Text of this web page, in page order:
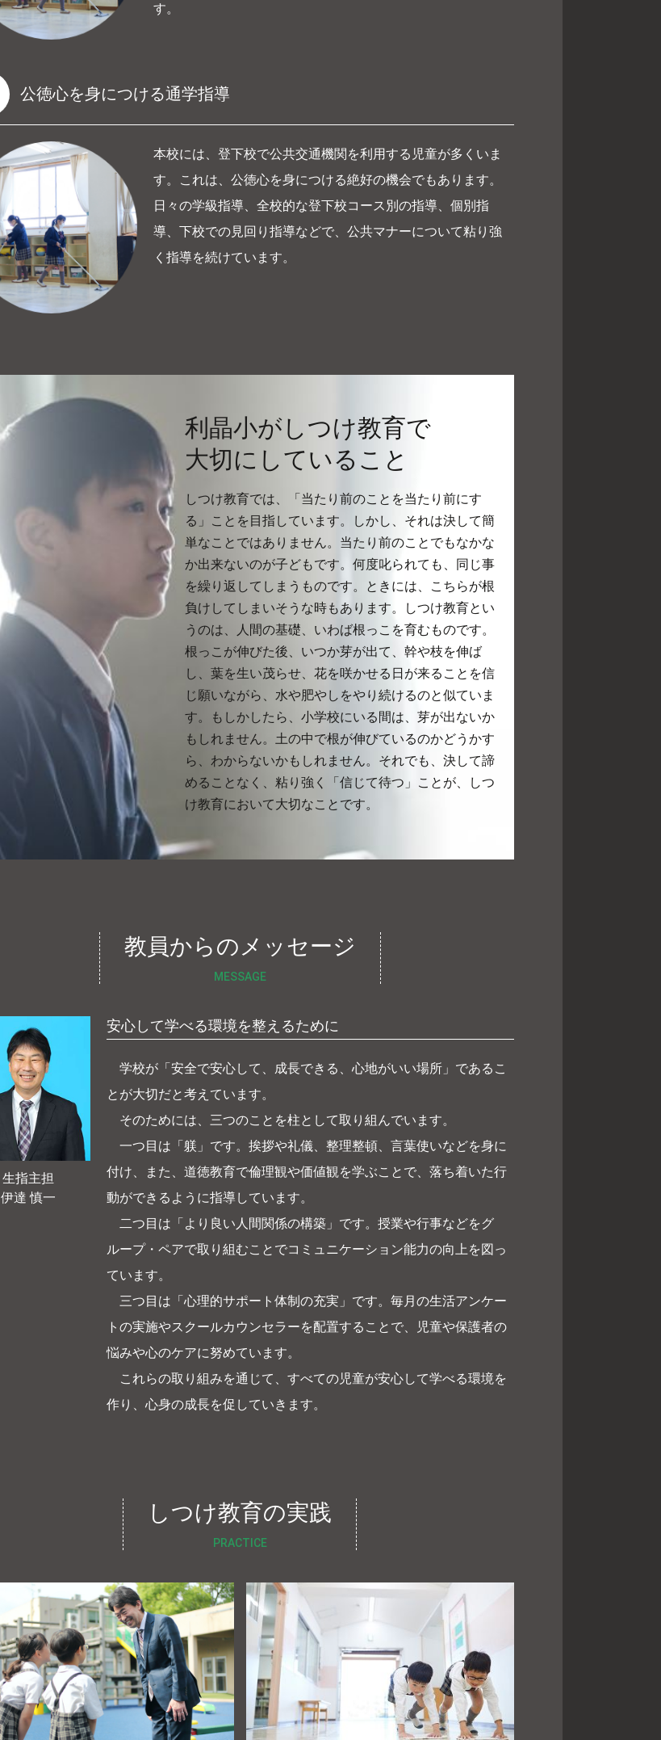
す。
公徳心を身につける通学指導
本校には、登下校で公共交通機関を利用する児童が多くいま
す。これは、公徳心を身につける絶好の機会でもあります。
日々の学級指導、全校的な登下校コース別の指導、個別指
導、下校での見回り指導などで、公共マナーについて粘り強
く指導を続けています。
利晶小がしつけ教育で
大切にしていること
しつけ教育では、「当たり前のことを当たり前にす
る」ことを目指しています。しかし、それは決して簡
単なことではありません。当たり前のことでもなかな
か出来ないのが子どもです。何度叱られても、同じ事
を繰り返してしまうものです。ときには、こちらが根
負けしてしまいそうな時もあります。しつけ教育とい
うのは、人間の基礎、いわば根っこを育むものです。
根っこが伸びた後、いつか芽が出て、幹や枝を伸ば
し、葉を生い茂らせ、花を咲かせる日が来ることを信
じ願いながら、水や肥やしをやり続けるのと似ていま
す。もしかしたら、小学校にいる間は、芽が出ないか
もしれません。土の中で根が伸びているのかどうかす
ら、わからないかもしれません。それでも、決して諦
めることなく、粘り強く「信じて待つ」ことが、しつ
け教育において大切なことです。
教員からのメッセージ
MESSAGE
生指主担
伊達 慎一
安心して学べる環境を整えるために
学校が「安全で安心して、成長できる、心地がいい場所」であるこ
とが大切だと考えています。
そのためには、三つのことを柱として取り組んでいます。
一つ目は「躾」です。挨拶や礼儀、整理整頓、言葉使いなどを身に
付け、また、道徳教育で倫理観や価値観を学ぶことで、落ち着いた行
動ができるように指導しています。
二つ目は「より良い人間関係の構築」です。授業や行事などをグ
ループ・ペアで取り組むことでコミュニケーション能力の向上を図っ
ています。
三つ目は「心理的サポート体制の充実」です。毎月の生活アンケー
トの実施やスクールカウンセラーを配置することで、児童や保護者の
悩みや心のケアに努めています。
これらの取り組みを通じて、すべての児童が安心して学べる環境を
作り、心身の成長を促していきます。
しつけ教育の実践
PRACTICE